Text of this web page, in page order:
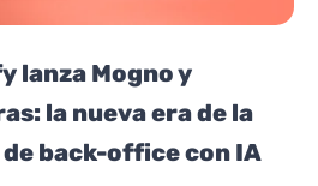
lanza Mogno y
la nueva era de la
back-office con IA